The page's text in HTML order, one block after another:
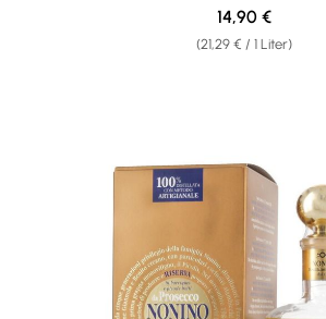
(21,29 € / 1 Liter)
Regulärer Preis:
14,90 €